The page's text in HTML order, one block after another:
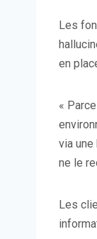
Les
en
«
via
ne le
Les